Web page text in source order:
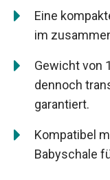
Eine
im
Gewicht von
dennoch
garantiert.
Kompatibel
Babyschale